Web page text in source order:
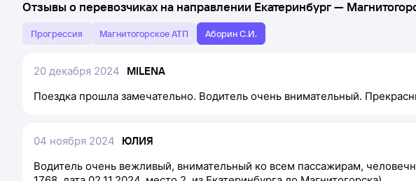
Отзывы о перевозчиках на направлении Екатеринбург—
Прогрессия Магнитогорское АТП Аборин С.И.
20 декабря 2024
MILENA
Поездка прошла замечательно. Водитель очень внимательный.
04 ноября 2024
ЮЛИЯ
Водитель очень вежливый, внимательный ко всем пассажирам,